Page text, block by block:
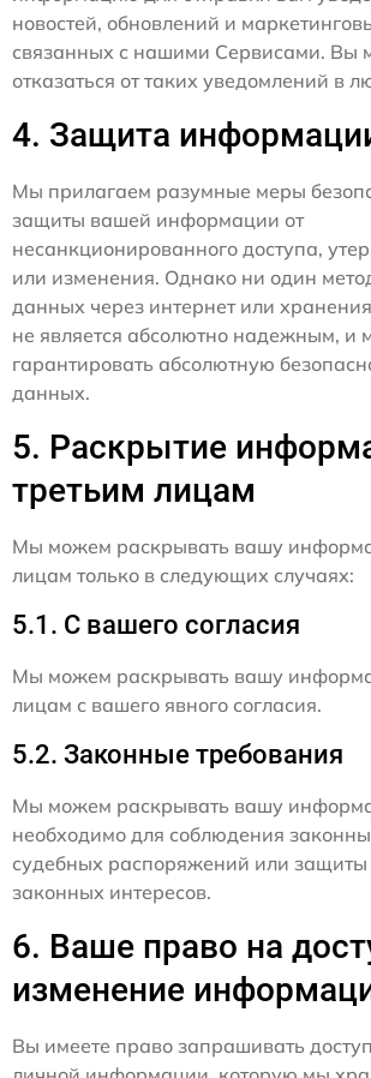
новостей, обновлений и
связанных с нашими Сервисами. Вы
отказаться от таких уведомлений в
4. Защита
Мы прилагаем разумные меры
защиты вашей информации от
несанкционированного доступа,
или изменения. Однако ни один
данных через интернет или
не является абсолютно надежным, и
гарантировать абсолютную
данных.
5. Раскрытие
третьим лицам
Мы можем раскрывать вашу
лицам только в следующих случаях:
5.1. С вашего согласия
Мы можем раскрывать вашу
лицам с вашего явного согласия.
5.2. Законные требования
Мы можем раскрывать вашу
необходимо для соблюдения
судебных распоряжений или
законных интересов.
6. Ваше право на
изменение
Вы имеете право запрашивать